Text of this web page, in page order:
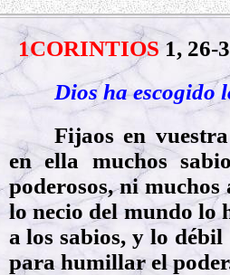
1CORINTIOS 1, 26-
Dios ha escogido
Fijaos en
en ella muchos
poderosos, ni
lo necio del mundo lo
a los sabios, y lo
para humillar el